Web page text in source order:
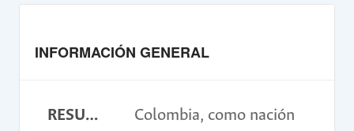
INFORMACIÓN GENERAL
RESUMEN
Colombia, como nación